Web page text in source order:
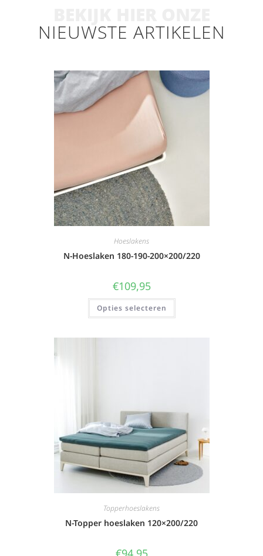
NIEUWSTE ARTIKELEN
Hoeslakens
N-Hoeslaken 180-190-200×200/220
€109,95
Opties selecteren
Topperhoeslakens
N-Topper hoeslaken 120×200/220
€94,95